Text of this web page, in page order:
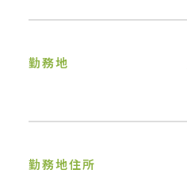
勤務地
勤務地住所